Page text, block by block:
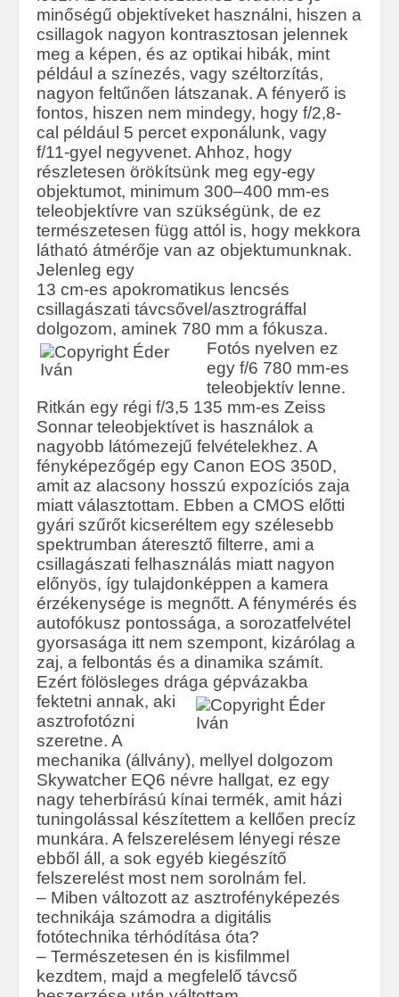
minőségű objektíveket használni, hiszen a
csillagok nagyon kontrasztosan jelennek
meg a képen, és az optikai hibák, mint
például a színezés, vagy széltorzítás,
nagyon feltűnően látszanak. A fényerő is
fontos, hiszen nem mindegy, hogy f/2,8-
cal például 5 percet exponálunk, vagy
f/11-gyel negyvenet. Ahhoz, hogy
részletesen örökítsünk meg egy-egy
objektumot, minimum 300–400 mm-es
teleobjektívre van szükségünk, de ez
természetesen függ attól is, hogy mekkora
látható átmérője van az objektumunknak.
Jelenleg egy
13 cm-es apokromatikus lencsés
csillagászati távcsővel/asztrográffal
dolgozom, aminek 780 mm a fókusza.
Fotós nyelven ez
egy f/6 780 mm-es
teleobjektív lenne.
Ritkán egy régi f/3,5 135 mm-es Zeiss
Sonnar teleobjektívet is használok a
nagyobb látómezejű felvételekhez. A
fényképezőgép egy Canon EOS 350D,
amit az alacsony hosszú expozíciós zaja
miatt választottam. Ebben a CMOS előtti
gyári szűrőt kicseréltem egy szélesebb
spektrumban áteresztő filterre, ami a
csillagászati felhasználás miatt nagyon
előnyös, így tulajdonképpen a kamera
érzékenysége is megnőtt. A fénymérés és
autofókusz pontossága, a sorozatfelvétel
gyorsasága itt nem szempont, kizárólag a
zaj, a felbontás és a dinamika számít.
Ezért fölösleges drága gépvázakba
fektetni annak, aki
asztrofotózni
szeretne. A
mechanika (állvány), mellyel dolgozom
Skywatcher EQ6 névre hallgat, ez egy
nagy teherbírású kínai termék, amit házi
tuningolással készítettem a kellően precíz
munkára. A felszerelésem lényegi része
ebből áll, a sok egyéb kiegészítő
felszerelést most nem sorolnám fel.
– Miben változott az asztrofényképezés
technikája számodra a digitális
fotótechnika térhódítása óta?
– Természetesen én is kisfilmmel
kezdtem, majd a megfelelő távcső